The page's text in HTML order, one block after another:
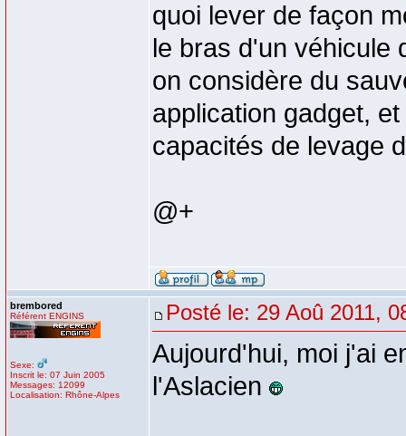
quoi lever de façon
le bras d'un véhicule
on considère du
application gadget,
capacités de levage
@+
brembored
Référent ENGINS
Sexe:
Inscrit le: 07 Juin 2005
Messages: 12099
Localisation: Rhône-Alpes
Posté le: 29 Aoû 2011,
Aujourd'hui, moi j'ai
l'Aslacien